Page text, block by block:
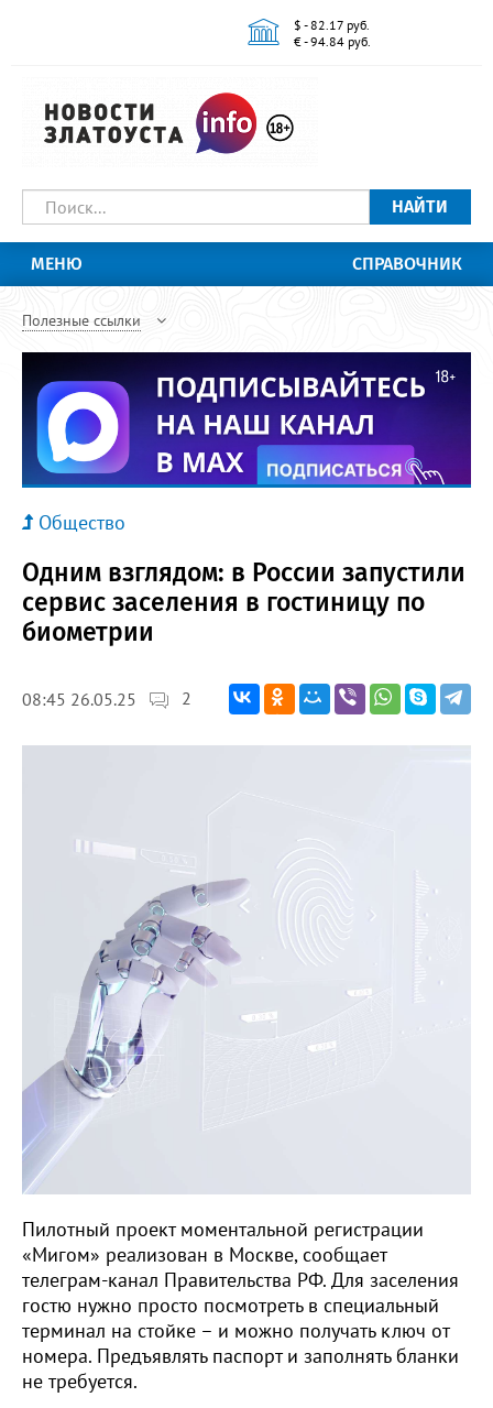
$ - 82.17 руб.
€ - 94.84 руб.
НАЙТИ
МЕНЮ СПРАВОЧНИК
Полезные ссылки
Общество
Одним взглядом: в России запустили
сервис заселения в гостиницу по
биометрии
08:45 26.05.25 2
Пилотный проект моментальной регистрации
«Мигом» реализован в Москве, сообщает
телеграм-канал Правительства РФ. Для заселения
гостю нужно просто посмотреть в специальный
терминал на стойке – и можно получать ключ от
номера. Предъявлять паспорт и заполнять бланки
не требуется.